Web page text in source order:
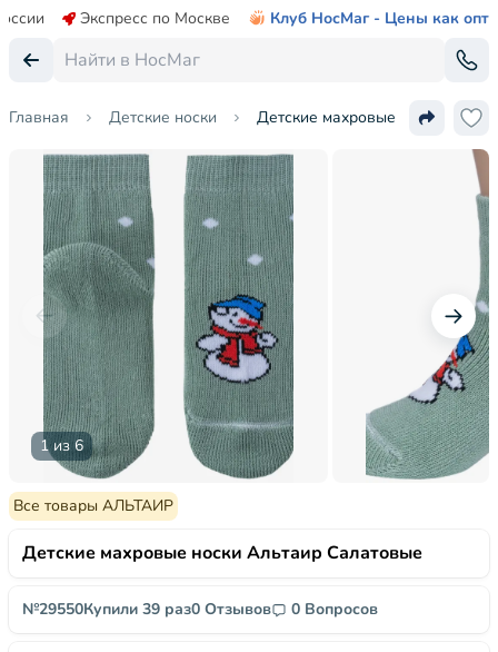
Экспресс по Москве Клуб НосМаг - Цены как опт
Главная Детские носки Детские махровые носки
1 из 6
Все товары АЛЬТАИР
Детские махровые носки Альтаир Салатовые
№29550Купили 39 раз0 Отзывов 0 Вопросов